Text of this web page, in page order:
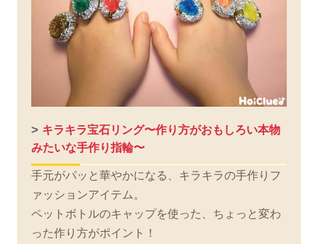
> キラキラ宝石リング〜作り方がおもしろい本物
みたいな手作り指輪〜
手元がパッと華やかになる、キラキラの手作りフ
ァッションアイテム。
ペットボトルのキャップを使った、ちょっと変わ
った作り方がポイント！